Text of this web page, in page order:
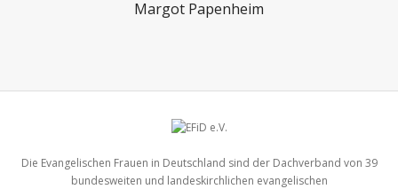
Margot Papenheim
Die Evangelischen Frauen in Deutschland sind der Dachverband von 39
bundesweiten und landeskirchlichen evangelischen